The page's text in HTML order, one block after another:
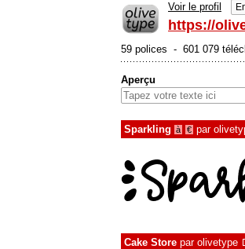
Voir le profil
https://
59 polices - 601 079
Aperçu
Sparkling à € par
Cake Store par olivetype